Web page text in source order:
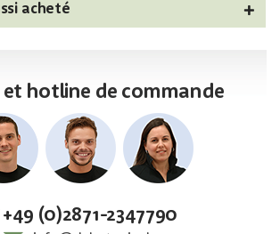
acheté
et hotline de commande
+49 (0)2871-2347790